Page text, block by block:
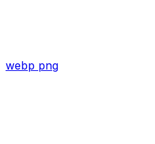
webp png